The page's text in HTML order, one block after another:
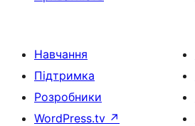
Навчання
Підтримка
Розробники
WordPress.tv ↗